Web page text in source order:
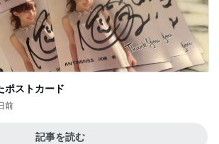
ポストカード
前
記事を読む